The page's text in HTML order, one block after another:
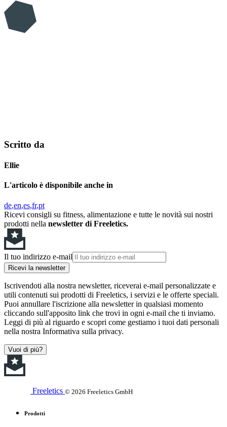
Scritto da
Ellie
L'articolo è disponibile anche in
de en es fr pt
Ricevi consigli su fitness, alimentazione e tutte le novità sui nostri
prodotti nella newsletter di Freeletics.
Il tuo indirizzo e-mail
Ricevi la newsletter
Iscrivendoti alla nostra newsletter, riceverai e-mail personalizzate e
utili contenuti sui prodotti di Freeletics, i servizi e le offerte speciali.
Puoi annullare l'iscrizione alla newsletter in qualsiasi momento
cliccando sull'apposito link che trovi in ogni e-mail che ti inviamo.
Leggi di più al riguardo e scopri come gestiamo i tuoi dati personali
nella nostra Informativa sulla privacy.
Vuoi di più?
Freeletics © 2026 Freeletics GmbH
Prodotti